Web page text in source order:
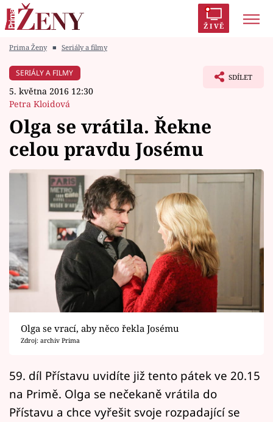
ŽIVĚ
Módní alarm
Témata
Celebrity
Vztahy
Seriály
Horoskopy
Sledujte prima+
Filmový festival Karlovy Vary
Mámy sobě
Prima Ženy ■ Seriály a filmy
SERIÁLY A FILMY
5. května 2016 12:30
Petra Kloidová
SDÍLET
Olga se vrátila. Řekne
celou pravdu Josému
Olga se vrací, aby něco řekla Josému
Zdroj: archiv Prima
59. díl Přístavu uvidíte již tento pátek ve 20.15
na Primě. Olga se nečekaně vrátila do
Přístavu a chce vyřešit svoje rozpadající se